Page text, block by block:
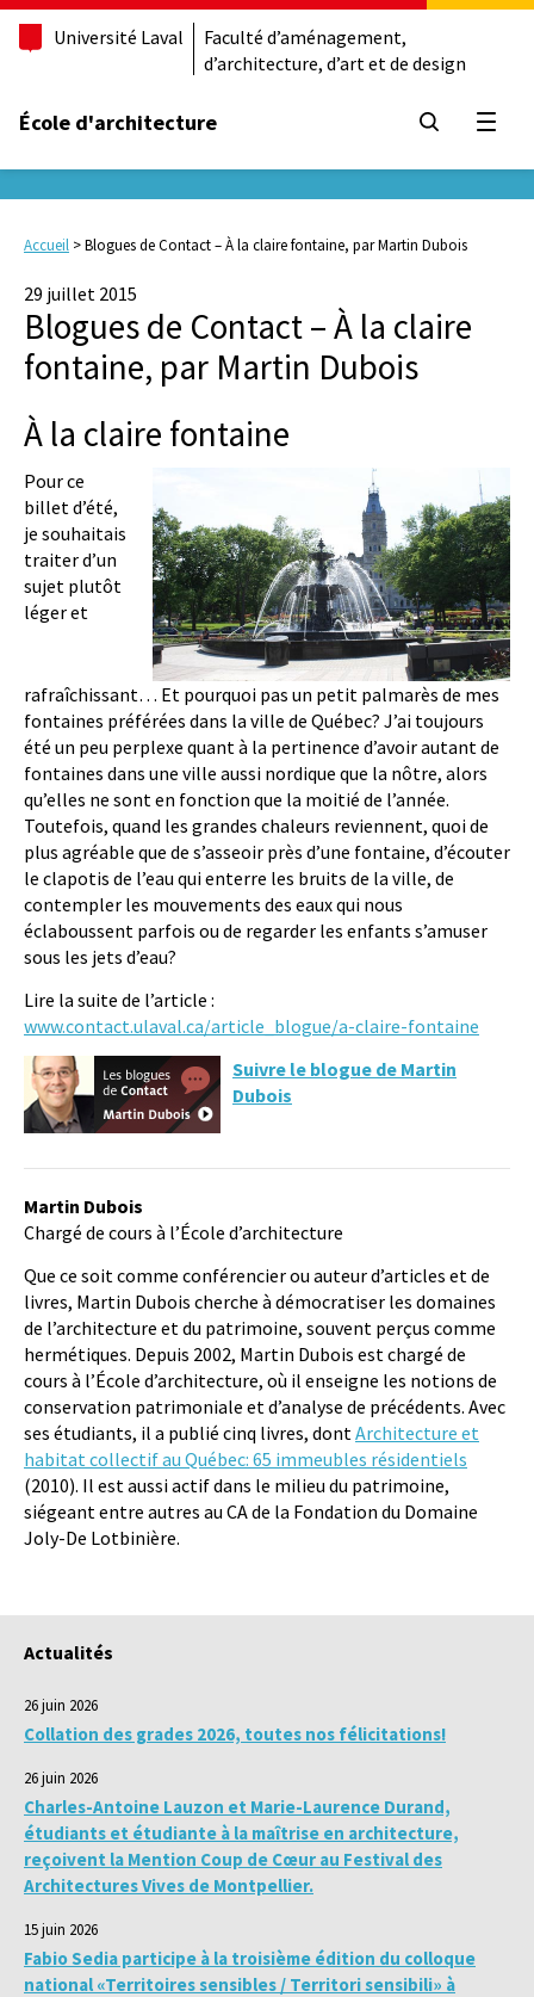
Université Laval
Faculté d’aménagement,
d’architecture, d’art et de design
École d'architecture
Accueil >Blogues de Contact – À la claire fontaine, par Martin Dubois
29 juillet 2015
Blogues de Contact – À la claire
fontaine, par Martin Dubois
À la claire fontaine
Pour ce
billet d’été,
je souhaitais
traiter d’un
sujet plutôt
léger et
rafraîchissant… Et pourquoi pas un petit palmarès de mes
fontaines préférées dans la ville de Québec? J’ai toujours
été un peu perplexe quant à la pertinence d’avoir autant de
fontaines dans une ville aussi nordique que la nôtre, alors
qu’elles ne sont en fonction que la moitié de l’année.
Toutefois, quand les grandes chaleurs reviennent, quoi de
plus agréable que de s’asseoir près d’une fontaine, d’écouter
le clapotis de l’eau qui enterre les bruits de la ville, de
contempler les mouvements des eaux qui nous
éclaboussent parfois ou de regarder les enfants s’amuser
sous les jets d’eau?
Lire la suite de l’article :
www.contact.ulaval.ca/article_blogue/a-claire-fontaine
Suivre le blogue de Martin
Dubois
Martin Dubois
Chargé de cours à l’École d’architecture
Que ce soit comme conférencier ou auteur d’articles et de
livres, Martin Dubois cherche à démocratiser les domaines
de l’architecture et du patrimoine, souvent perçus comme
hermétiques. Depuis 2002, Martin Dubois est chargé de
cours à l’École d’architecture, où il enseigne les notions de
conservation patrimoniale et d’analyse de précédents. Avec
ses étudiants, il a publié cinq livres, dont Architecture et
habitat collectif au Québec: 65 immeubles résidentiels
(2010). Il est aussi actif dans le milieu du patrimoine,
siégeant entre autres au CA de la Fondation du Domaine
Joly-De Lotbinière.
Actualités
26 juin 2026
Collation des grades 2026, toutes nos félicitations!
26 juin 2026
Charles-Antoine Lauzon et Marie-Laurence Durand,
étudiants et étudiante à la maîtrise en architecture,
reçoivent la Mention Coup de Cœur au Festival des
Architectures Vives de Montpellier.
15 juin 2026
Fabio Sedia participe à la troisième édition du colloque
national «Territoires sensibles / Territori sensibili» à